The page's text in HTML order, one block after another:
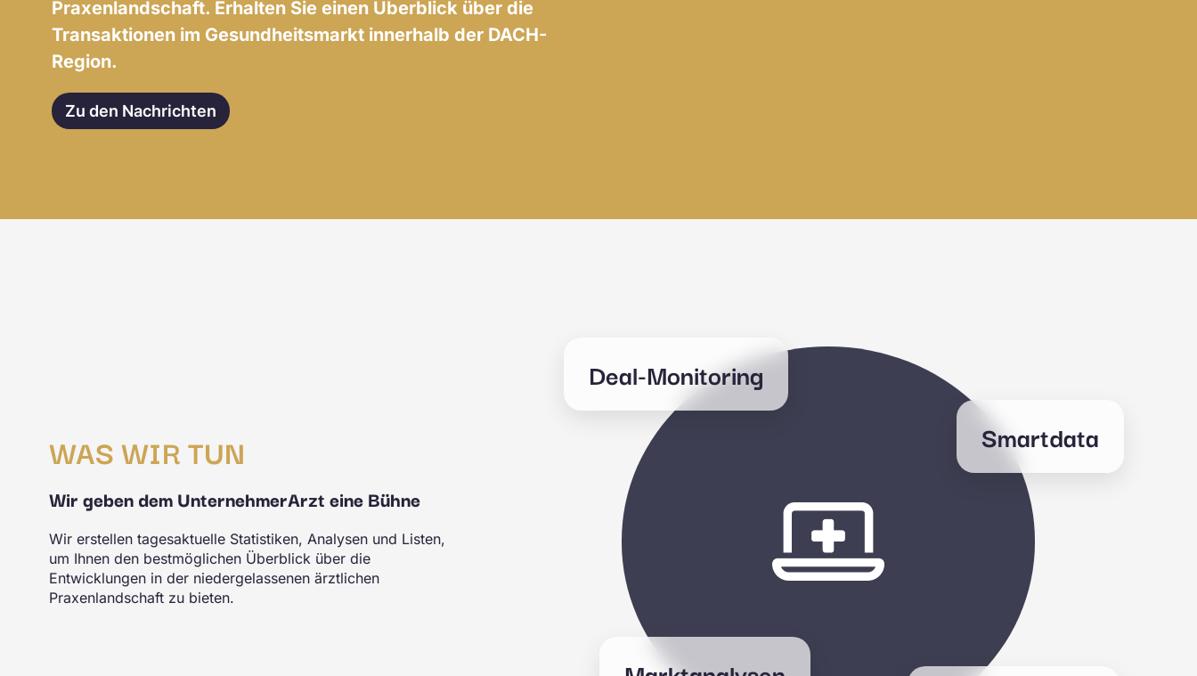
Praxenlandschaft. Erhalten Sie einen Überblick über die
Transaktionen im Gesundheitsmarkt innerhalb der DACH-
Region.
Zu den Nachrichten
WAS WIR TUN
Wir geben dem UnternehmerArzt eine Bühne
Wir erstellen tagesaktuelle Statistiken, Analysen und Listen,
um Ihnen den bestmöglichen Überblick über die
Entwicklungen in der niedergelassenen ärztlichen
Praxenlandschaft zu bieten.
Deal-Monitoring
Smartdata